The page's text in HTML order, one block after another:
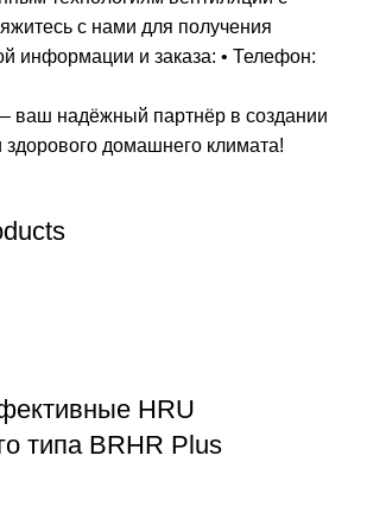
с нами для получения
информации и заказа: • Телефон:
ваш надёжный партнёр в создании
здорового домашнего климата!
HRU
типа BRHR Plus